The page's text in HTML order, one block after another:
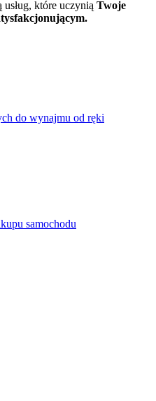
usług, które uczynią Twoje
do wynajmu od ręki
samochodu